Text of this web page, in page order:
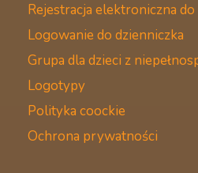
Rejestracja elektroniczna
Logowanie do dzienniczka
Grupa dla dzieci z
Logotypy
Polityka coockie
Ochrona prywatności